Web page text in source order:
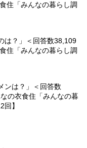
住「みんなの暮らし調
は？」＜回答数38,109
住「みんなの暮らし調
ンは？」＜回答数
の衣食住「みんなの暮
】